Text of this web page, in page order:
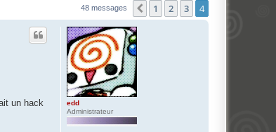
48 messages Précédente
1 2 3 4
edd
Administrateur
un hack